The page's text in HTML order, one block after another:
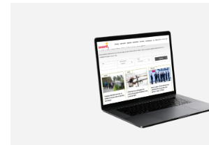
Correo electrónico
Tipo de comentario